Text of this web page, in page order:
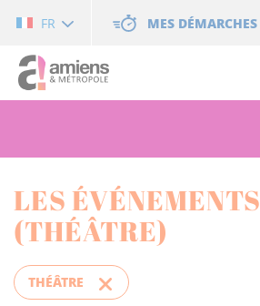
FR MES DÉMARCHES
LES ÉVÉNEMENTS
(THÉÂTRE)
THÉÂTRE